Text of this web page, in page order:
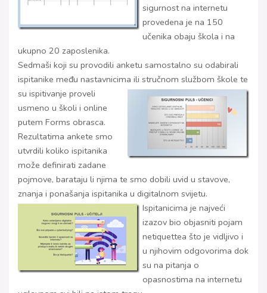
sigurnost na internetu
provedena je na 150
učenika obaju škola i na
ukupno 20 zaposlenika.
Sedmaši koji su provodili anketu samostalno su odabirali
ispitanike među nastavnicima ili stručnom službom škole te
su ispitivanje proveli
usmeno u školi i online
putem Forms obrasca.
Rezultatima ankete smo
utvrdili koliko ispitanika
može definirati zadane
pojmove, barataju li njima te smo dobili uvid u stavove,
znanja i ponašanja ispitanika u digitalnom svijetu.
Ispitanicima je najveći
izazov bio objasniti pojam
netiquettea što je vidljivo i
u njihovim odgovorima dok
su na pitanja o
opasnostima na internetu